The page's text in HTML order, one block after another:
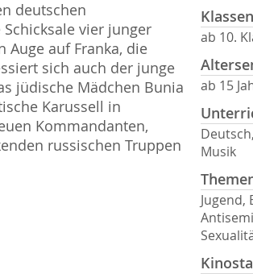
deutschen
vier junger
Auge auf Franka, die
sich auch der junge
jüdische Mädchen Bunia
Karussell in
Kommandanten,
russischen Truppen
ab 10.
ab 15
Musik
Jugend,